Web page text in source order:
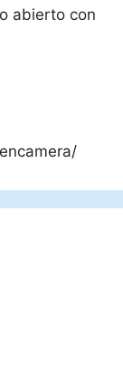
abierto con